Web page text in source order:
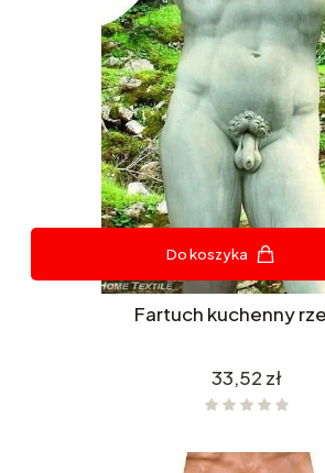
Do koszyka
Fartuch kuchenny
Cena
33,52 zł